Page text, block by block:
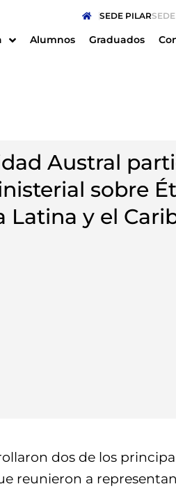
SEDE PILAR
Alumnos Graduados
Austral
sobre
Latina y el
dos de los
reunieron a